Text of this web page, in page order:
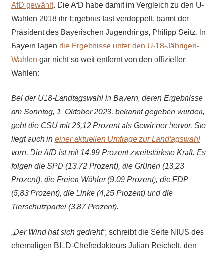
AfD gewählt. Die AfD habe damit im Vergleich zu den U-
Wahlen 2018 ihr Ergebnis fast verdoppelt, barmt der
Präsident des Bayerischen Jugendrings, Philipp Seitz. In
Bayern lagen die Ergebnisse unter den U-18-Jährigen-
Wahlen gar nicht so weit entfernt von den offiziellen
Wahlen:
Bei der U18-Landtagswahl in Bayern, deren Ergebnisse
am Sonntag, 1. Oktober 2023, bekannt gegeben wurden,
geht die CSU mit 26,12 Prozent als Gewinner hervor. Sie
liegt auch in einer aktuellen Umfrage zur Landtagswahl
vorn. Die AfD ist mit 14,99 Prozent zweitstärkste Kraft. Es
folgen die SPD (13,72 Prozent), die Grünen (13,23
Prozent), die Freien Wähler (9,09 Prozent), die FDP
(5,83 Prozent), die Linke (4,25 Prozent) und die
Tierschutzpartei (3,87 Prozent).
„Der Wind hat sich gedreht“, schreibt die Seite NIUS des
ehemaligen BILD-Chefredakteurs Julian Reichelt, den